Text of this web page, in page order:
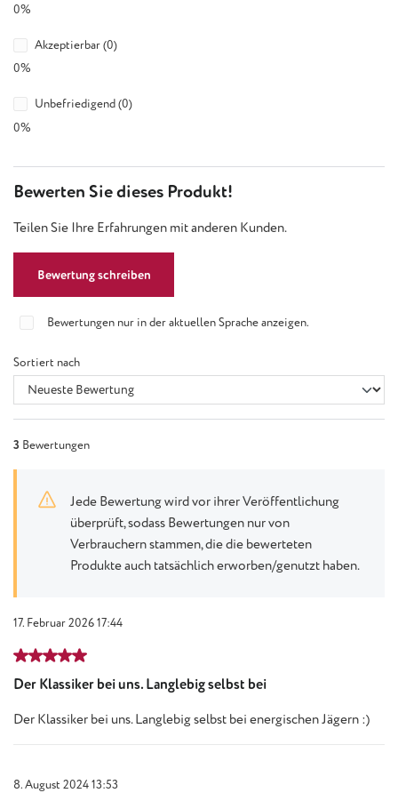
0%
Akzeptierbar (0)
0%
Unbefriedigend (0)
0%
Bewerten Sie dieses Produkt!
Teilen Sie Ihre Erfahrungen mit anderen Kunden.
Bewertung schreiben
Bewertungen nur in der aktuellen Sprache anzeigen.
Sortiert nach
3 Bewertungen
Jede Bewertung wird vor ihrer Veröffentlichung
überprüft, sodass Bewertungen nur von
Verbrauchern stammen, die die bewerteten
Produkte auch tatsächlich erworben/genutzt haben.
17. Februar 2026 17:44
Bewertung mit 5 von 5 Sternen
Der Klassiker bei uns. Langlebig selbst bei
Der Klassiker bei uns. Langlebig selbst bei energischen Jägern :)
8. August 2024 13:53